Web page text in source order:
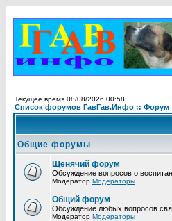
Текущее время 08/08/2026 00:58
Список форумов ГавГав.Инфо :: Форум
Общие форумы
Щенячий форум
Обсуждение вопросов о
Модератор Модераторы
Общий форум
Обсуждение любых вопросов
Модератор Модераторы